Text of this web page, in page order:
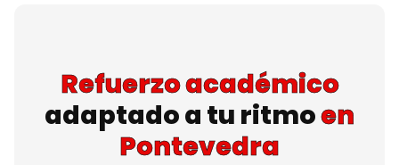
Refuerzo académico
adaptado a tu ritmoen
Pontevedra